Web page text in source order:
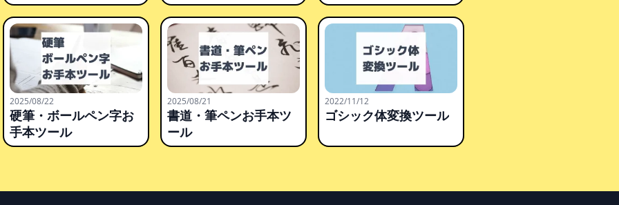
2025/08/22
硬筆・ボールペン字お
手本ツール
2025/08/21
書道・筆ペンお手本ツ
ール
2022/11/12
ゴシック体変換ツール